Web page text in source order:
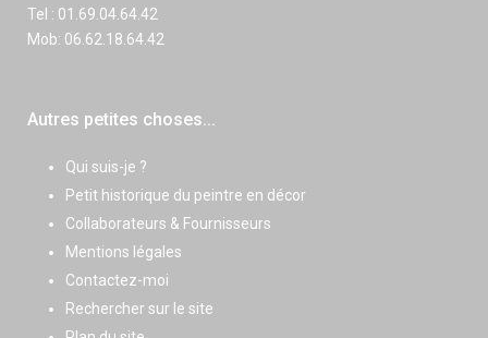
Tel : 01.69.04.64.42
Mob: 06.62.18.64.42
Autres petites choses...
Qui suis-je ?
Petit historique du peintre en décor
Collaborateurs & Fournisseurs
Mentions légales
Contactez-moi
Rechercher sur le site